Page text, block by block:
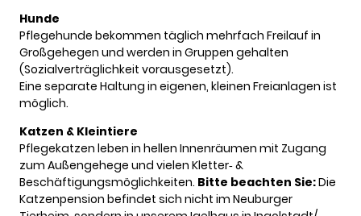
Hunde
Pflegehunde bekommen täglich mehrfach Freilauf in
Großgehegen und werden in Gruppen gehalten
(Sozialverträglichkeit vorausgesetzt).
Eine separate Haltung in eigenen, kleinen Freianlagen ist
möglich.
Katzen & Kleintiere
Pflegekatzen leben in hellen Innenräumen mit Zugang
zum Außengehege und vielen Kletter‑ &
Beschäftigungsmöglichkeiten. Bitte beachten Sie:Die
Katzenpension befindet sich nicht im Neuburger